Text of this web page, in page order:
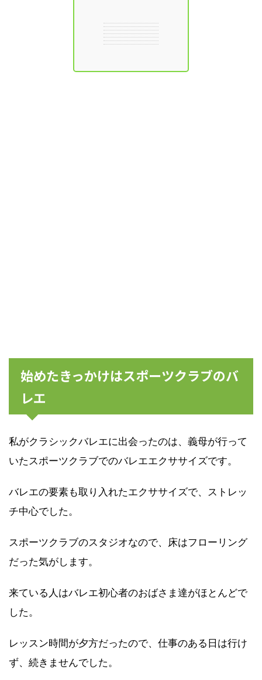
始めたきっかけはスポーツクラブのバ
レエ
私がクラシックバレエに出会ったのは、義母が行って
いたスポーツクラブでのバレエエクササイズです。
バレエの要素も取り入れたエクササイズで、ストレッ
チ中心でした。
スポーツクラブのスタジオなので、床はフローリング
だった気がします。
来ている人はバレエ初心者のおばさま達がほとんどで
した。
レッスン時間が夕方だったので、仕事のある日は行け
ず、続きませんでした。